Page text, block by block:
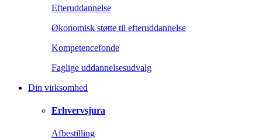
Efteruddannelse
Økonomisk støtte til efteruddannelse
Kompetencefonde
Faglige uddannelsesudvalg
Din virksomhed
Erhvervsjura
Afbestilling